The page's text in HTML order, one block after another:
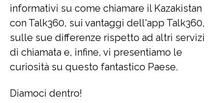
informativi su come chiamare il Kazakistan
con Talk360, sui vantaggi dell'app Talk360,
sulle sue differenze rispetto ad altri servizi
di chiamata e, infine, vi presentiamo le
curiosità su questo fantastico Paese.
Diamoci dentro!